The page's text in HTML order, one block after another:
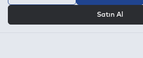
Satın Al